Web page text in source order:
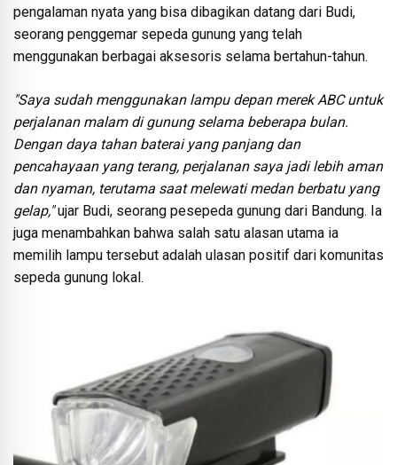
pengalaman nyata yang bisa dibagikan datang dari Budi,
seorang penggemar sepeda gunung yang telah
menggunakan berbagai aksesoris selama bertahun-tahun.
"Saya sudah menggunakan lampu depan merek ABC untuk
perjalanan malam di gunung selama beberapa bulan.
Dengan daya tahan baterai yang panjang dan
pencahayaan yang terang, perjalanan saya jadi lebih aman
dan nyaman, terutama saat melewati medan berbatu yang
gelap,"ujar Budi, seorang pesepeda gunung dari Bandung. Ia
juga menambahkan bahwa salah satu alasan utama ia
memilih lampu tersebut adalah ulasan positif dari komunitas
sepeda gunung lokal.